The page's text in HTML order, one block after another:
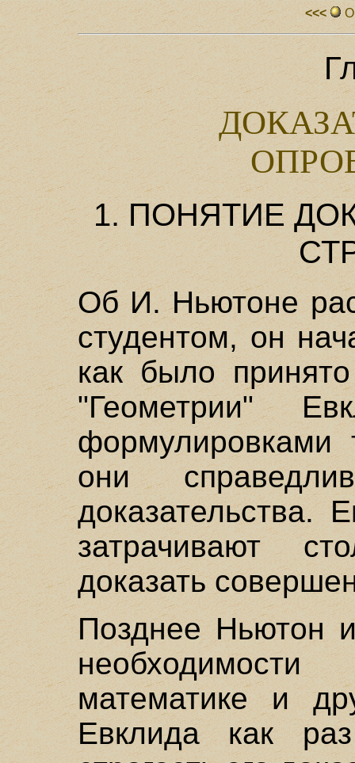
<<<
1. ПОНЯТИЕ
Об И. Ньютоне
студентом, он
как было
"Геометрии"
формулировками
они
доказательства.
затрачивают
доказать
Позднее Ньютон
математике и
Евклида как